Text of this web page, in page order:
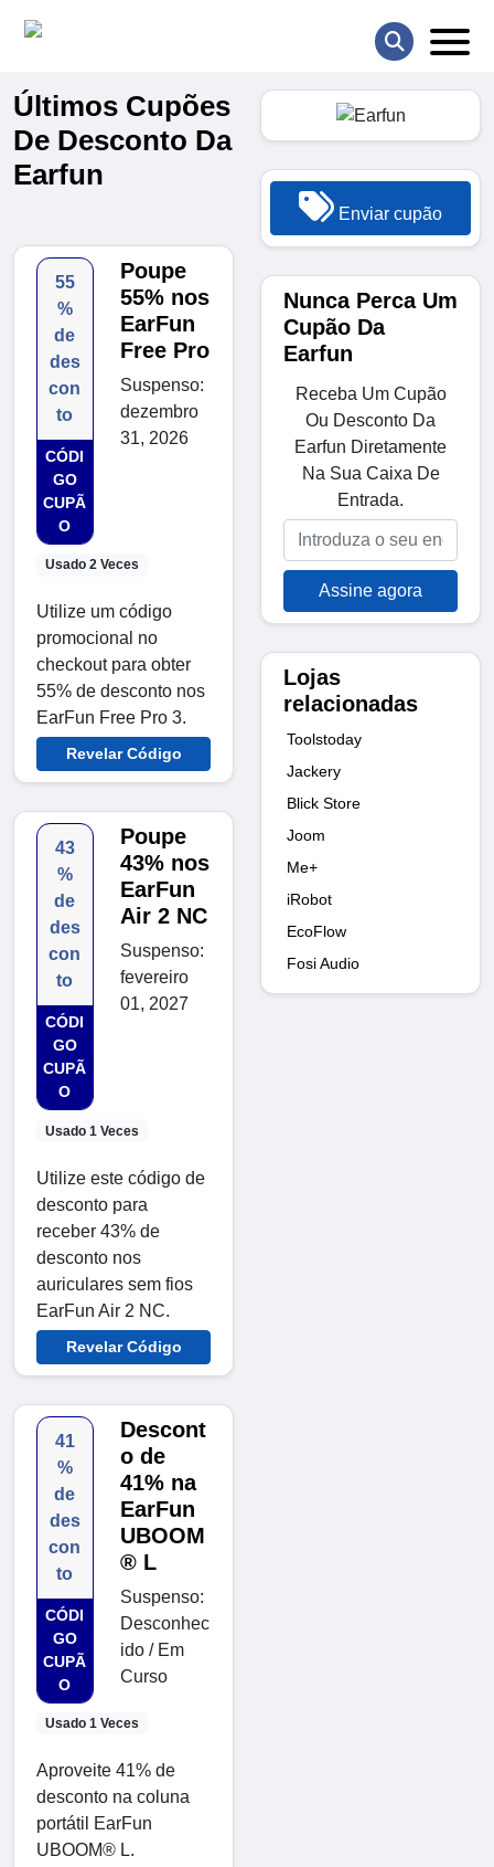
Últimos Cupões
De Desconto Da
Earfun
55
%
de
des
con
to
CÓDI
GO
CUPÃ
O
Usado 2 Veces
Poupe
55% nos
EarFun
Free Pro
Suspenso:
dezembro
31, 2026
Utilize um código
promocional no
checkout para obter
55% de desconto nos
EarFun Free Pro 3.
Revelar Código
43
%
de
des
con
to
CÓDI
GO
CUPÃ
O
Usado 1 Veces
Poupe
43% nos
EarFun
Air 2 NC
Suspenso:
fevereiro
01, 2027
Utilize este código de
desconto para
receber 43% de
desconto nos
auriculares sem fios
EarFun Air 2 NC.
Revelar Código
41
%
de
des
con
to
CÓDI
GO
CUPÃ
O
Usado 1 Veces
Descont
o de
41% na
EarFun
UBOOM
® L
Suspenso:
Desconhec
ido / Em
Curso
Aproveite 41% de
desconto na coluna
portátil EarFun
UBOOM® L.
Enviar cupão
Nunca Perca Um
Cupão Da
Earfun
Receba Um Cupão
Ou Desconto Da
Earfun Diretamente
Na Sua Caixa De
Entrada.
Assine agora
Lojas
relacionadas
Toolstoday
Jackery
Blick Store
Joom
Me+
iRobot
EcoFlow
Fosi Audio